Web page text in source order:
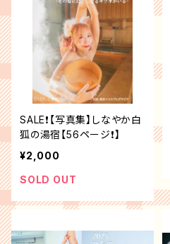
SALE❗️【写真集】しなやか白
狐の湯宿【56ページ❗️】
¥2,000
SOLD OUT